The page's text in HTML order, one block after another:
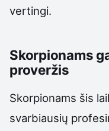
vertingi.
Skorpionams
proveržis
Skorpionams šis
svarbiausių